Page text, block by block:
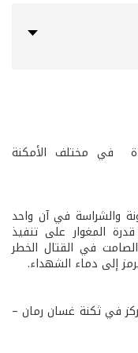
في مختلف الأمكنة
والشراسة في آن واحد
المغوار على تنفيذ
في القتال الخطر
إلى دماء الشهداء.
بتاريخ 11/1/1984، وتمركز في ثكنة غسان رمان –